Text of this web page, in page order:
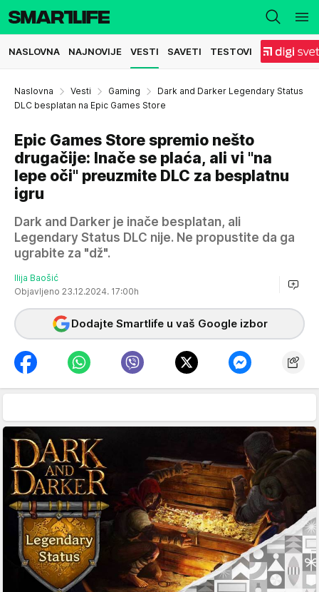
NASLOVNA NAJNOVIJE VESTI SAVETI TESTOVI
Naslovna Vesti Gaming
Dark and Darker Legendary Status
DLC besplatan na Epic Games Store
Epic Games Store spremio nešto
drugačije: Inače se plaća, ali vi "na
lepe oči" preuzmite DLC za besplatnu
igru
Dark and Darker je inače besplatan, ali
Legendary Status DLC nije. Ne propustite da ga
ugrabite za "dž".
Ilija Baošić
Objavljeno 23.12.2024. 17:00h
Dodajte Smartlife u vaš Google izbor